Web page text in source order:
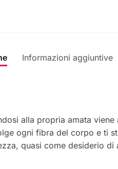
Informazioni aggiuntive
alla propria amata
ogni fibra del corpo e ti
quasi come desiderio di